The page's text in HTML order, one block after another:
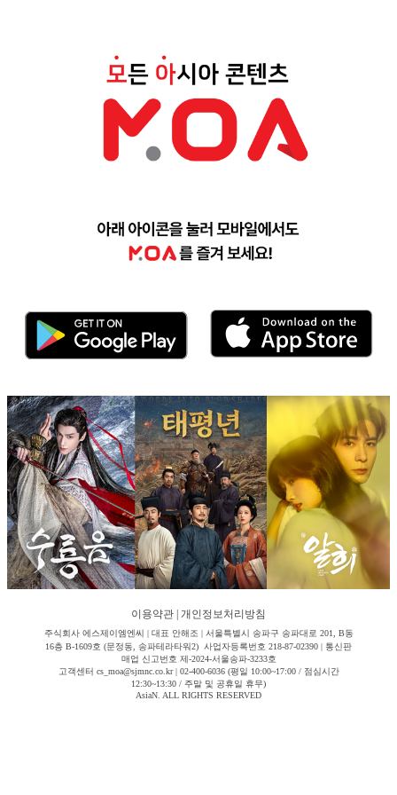
이용약관 개인정보처리방침
주식회사 에스제이엠엔씨 | 대표 안해조 | 서울특별시 송파구 송파대로 201, B동
16층 B-1609호 (문정동, 송파테라타워2) 사업자등록번호 218-87-02390 | 통신판
매업 신고번호 제-2024-서울송파-3233호
고객센터 cs_moa@sjmnc.co.kr | 02-400-6036 (평일 10:00~17:00 / 점심시간
12:30~13:30 / 주말 및 공휴일 휴무)
AsiaN. ALL RIGHTS RESERVED